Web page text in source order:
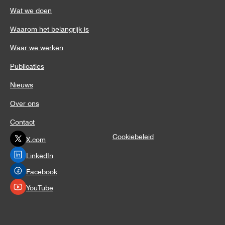
Wat we doen
Waarom het belangrijk is
Waar we werken
Publicaties
Nieuws
Over ons
Contact
X.com
LinkedIn
Facebook
YouTube
Cookiebeleid